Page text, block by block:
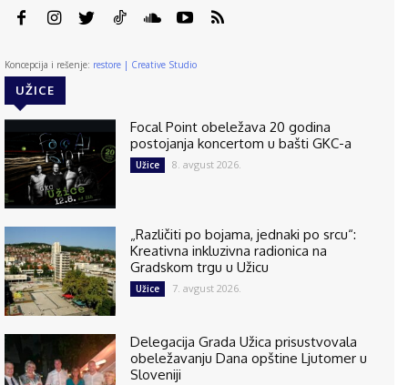
Koncepcija i rešenje: restore | Creative Studio
UŽICE
Focal Point obeležava 20 godina
postojanja koncertom u bašti GKC-a
Užice 8. avgust 2026.
„Različiti po bojama, jednaki po srcu“:
Kreativna inkluzivna radionica na
Gradskom trgu u Užicu
Užice 7. avgust 2026.
Delegacija Grada Užica prisustvovala
obeležavanju Dana opštine Ljutomer u
Sloveniji